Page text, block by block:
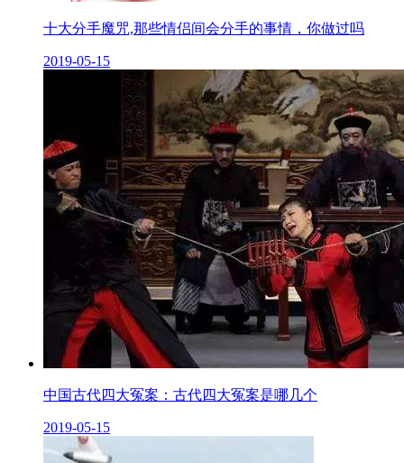
十大分手魔咒,那些情侣间会分手的事情，你做过吗
2019-05-15
中国古代四大冤案：古代四大冤案是哪几个
2019-05-15